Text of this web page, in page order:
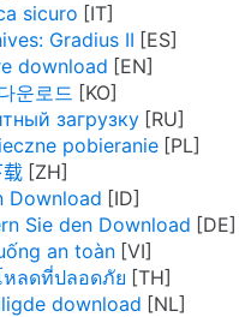
sicuro
Gradius II
download
운로드
загрузку
pobieranie
Download
Sie den Download
an toàn
หลดที่ปลอดภัย
download